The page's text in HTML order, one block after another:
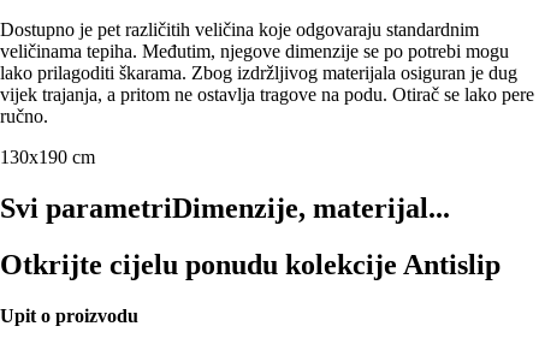
Dostupno je pet različitih veličina koje odgovaraju standardnim
veličinama tepiha. Međutim, njegove dimenzije se po potrebi mogu
lako prilagoditi škarama. Zbog izdržljivog materijala osiguran je dug
vijek trajanja, a pritom ne ostavlja tragove na podu. Otirač se lako pere
ručno.
130x190 cm
Svi parametriDimenzije, materijal...
Otkrijte cijelu ponudu kolekcije Antislip
Upit o proizvodu